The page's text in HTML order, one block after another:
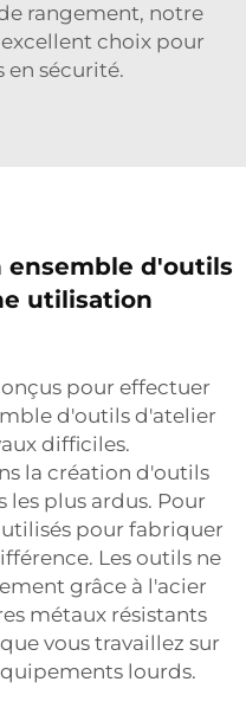
rangement, notre
choix pour
en sécurité.
ensemble d'outils
utilisation
pour effectuer
d'outils d'atelier
difficiles.
la création d'outils
les plus ardus. Pour
pour fabriquer
Les outils ne
grâce à l'acier
métaux résistants
vous travaillez sur
lourds.